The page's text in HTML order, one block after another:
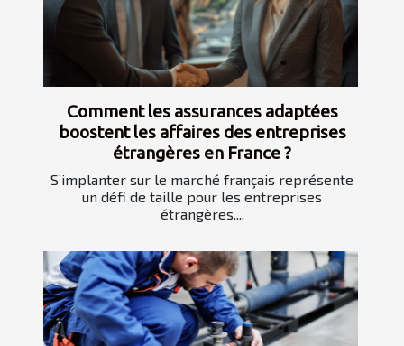
Comment les assurances adaptées
boostent les affaires des entreprises
étrangères en France ?
S’implanter sur le marché français représente
un défi de taille pour les entreprises
étrangères....